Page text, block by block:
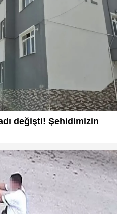
değişti! Şehidimizin